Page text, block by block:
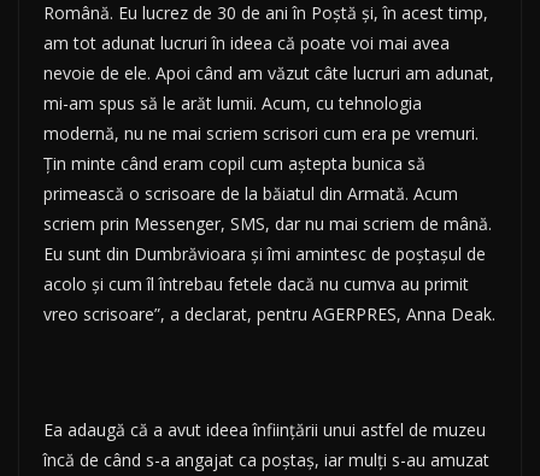
Română. Eu lucrez de 30 de ani în Poştă şi, în acest timp,
am tot adunat lucruri în ideea că poate voi mai avea
nevoie de ele. Apoi când am văzut câte lucruri am adunat,
mi-am spus să le arăt lumii. Acum, cu tehnologia
modernă, nu ne mai scriem scrisori cum era pe vremuri.
Ţin minte când eram copil cum aştepta bunica să
primească o scrisoare de la băiatul din Armată. Acum
scriem prin Messenger, SMS, dar nu mai scriem de mână.
Eu sunt din Dumbrăvioara şi îmi amintesc de poştaşul de
acolo şi cum îl întrebau fetele dacă nu cumva au primit
vreo scrisoare”, a declarat, pentru AGERPRES, Anna Deak.
Ea adaugă că a avut ideea înfiinţării unui astfel de muzeu
încă de când s-a angajat ca poştaş, iar mulţi s-au amuzat